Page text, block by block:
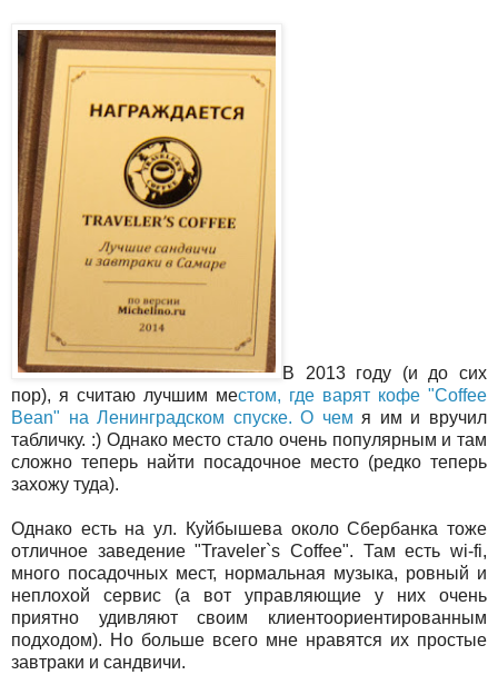
В 2013 году (и до сих
пор), я считаю лучшим местом, где варят кофе "Coffee
Bean" на Ленинградском спуске. О чем я им и вручил
табличку. :) Однако место стало очень популярным и там
сложно теперь найти посадочное место (редко теперь
захожу туда).
Однако есть на ул. Куйбышева около Сбербанка тоже
отличное заведение "Traveler`s Coffee". Там есть wi-fi,
много посадочных мест, нормальная музыка, ровный и
неплохой сервис (а вот управляющие у них очень
приятно удивляют своим клиентоориентированным
подходом). Но больше всего мне нравятся их простые
завтраки и сандвичи.